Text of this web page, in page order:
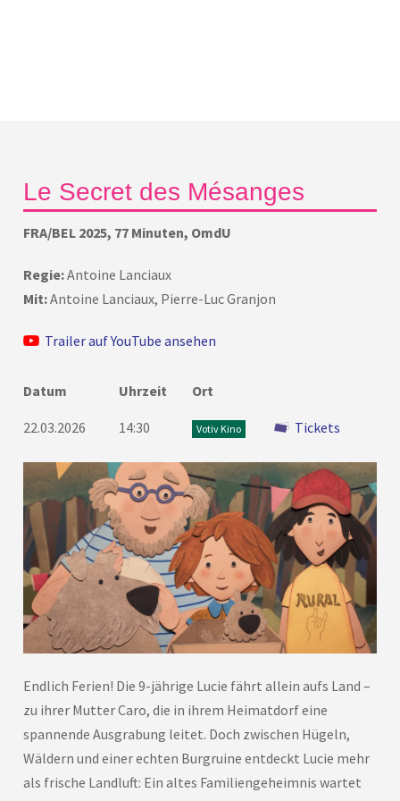
Endlich Ferien! Die 9-jährige Lucie fährt allein aufs Land –
zu ihrer Mutter Caro, die in ihrem Heimatdorf eine
spannende Ausgrabung leitet. Doch zwischen Hügeln,
Wäldern und einer echten Burgruine entdeckt Lucie mehr
als frische Landluft: Ein altes Familiengeheimnis wartet
Le Secret des Mésanges
FRA/BEL 2025, 77 Minuten, OmdU
Regie:Antoine Lanciaux
Mit:Antoine Lanciaux, Pierre-Luc Granjon
Trailer auf YouTube ansehen
Datum Uhrzeit Ort
22.03.2026 14:30 Votiv Kino Tickets